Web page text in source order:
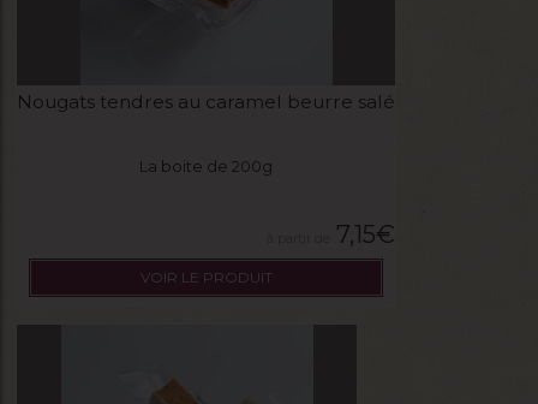
Nougats tendres au caramel beurre salé
La boite de 200g
7,15€
VOIR LE PRODUIT